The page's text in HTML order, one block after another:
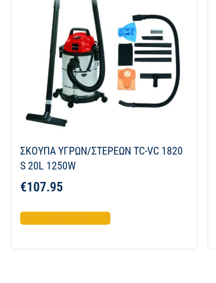
ΣΚΟΥΠΑ ΥΓΡΩΝ/ΣΤΕΡΕΩΝ TC-VC 1820
S 20L 1250W
€107.95